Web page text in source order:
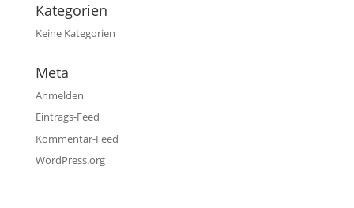
Kategorien
Keine Kategorien
Meta
Anmelden
Eintrags-Feed
Kommentar-Feed
WordPress.org